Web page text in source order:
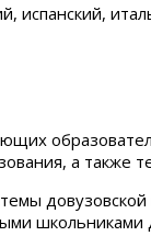
испанский,
а также